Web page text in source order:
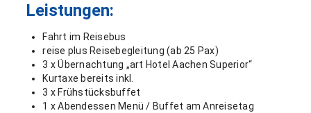
Leistungen:
Fahrt im Reisebus
reise plus Reisebegleitung (ab 25 Pax)
3 x Übernachtung „art Hotel Aachen Superior“
Kurtaxe bereits inkl.
3 x Frühstücksbuffet
1 x Abendessen Menü / Buffet am Anreisetag